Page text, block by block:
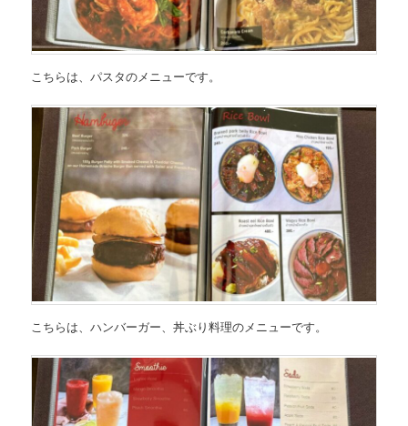
こちらは、パスタのメニューです。
こちらは、ハンバーガー、丼ぶり料理のメニューです。